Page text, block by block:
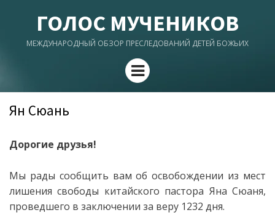
ГОЛОС МУЧЕНИКОВ
МЕЖДУНАРОДНЫЙ ОБЗОР ПРЕСЛЕДОВАНИЙ ДЕТЕЙ БОЖЬИХ
Menu
Ян Сюань
Дорогие друзья!
Мы рады сообщить вам об освобождении из мест
лишения свободы китайского пастора Яна Сюаня,
проведшего в заключении за веру 1232 дня.